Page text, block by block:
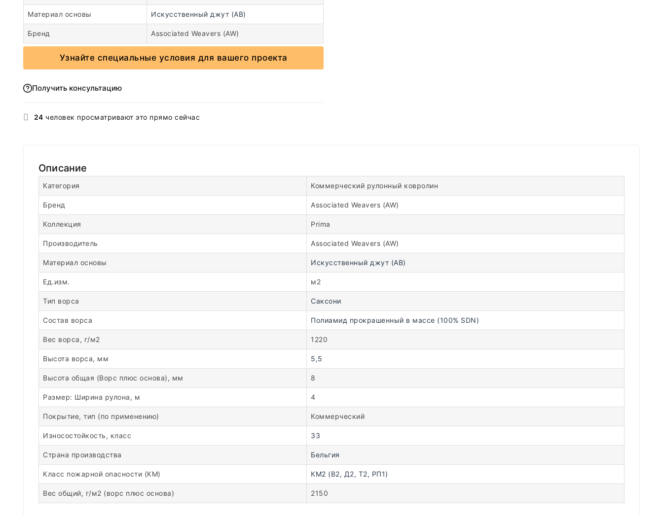
Материал основы Искусственный джут (AB)
Бренд Associated Weavers (AW)
Узнайте специальные условия для вашего проекта
Получить консультацию
24 человек просматривают это прямо сейчас
Описание
Категория Коммерческий рулонный ковролин
Бренд Associated Weavers (AW)
Коллекция Prima
Производитель Associated Weavers (AW)
Материал основы Искусственный джут (AB)
Ед.изм. м2
Тип ворса Саксони
Состав ворса Полиамид прокрашенный в массе (100% SDN)
Вес ворса, г/м2 1220
Высота ворса, мм 5,5
Высота общая (Ворс плюс основа), мм 8
Размер: Ширина рулона, м 4
Покрытие, тип (по применению) Коммерческий
Износостойкость, класс 33
Страна производства Бельгия
Класс пожарной опасности (КМ) КМ2 (В2, Д2, Т2, РП1)
Вес общий, г/м2 (ворс плюс основа) 2150